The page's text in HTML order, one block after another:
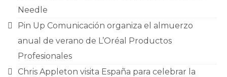
Needle
Pin Up Comunicación organiza el almuerzo
anual de verano de L’Oréal Productos
Profesionales
Chris Appleton visita España para celebrar la